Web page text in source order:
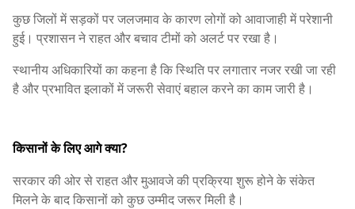
कुछ जिलों में सड़कों पर जलजमाव के कारण लोगों को आवाजाही में परेशानी
हुई। प्रशासन ने राहत और बचाव टीमों को अलर्ट पर रखा है।
स्थानीय अधिकारियों का कहना है कि स्थिति पर लगातार नजर रखी जा रही
है और प्रभावित इलाकों में जरूरी सेवाएं बहाल करने का काम जारी है।
किसानों के लिए आगे क्या?
सरकार की ओर से राहत और मुआवजे की प्रक्रिया शुरू होने के संकेत
मिलने के बाद किसानों को कुछ उम्मीद जरूर मिली है।